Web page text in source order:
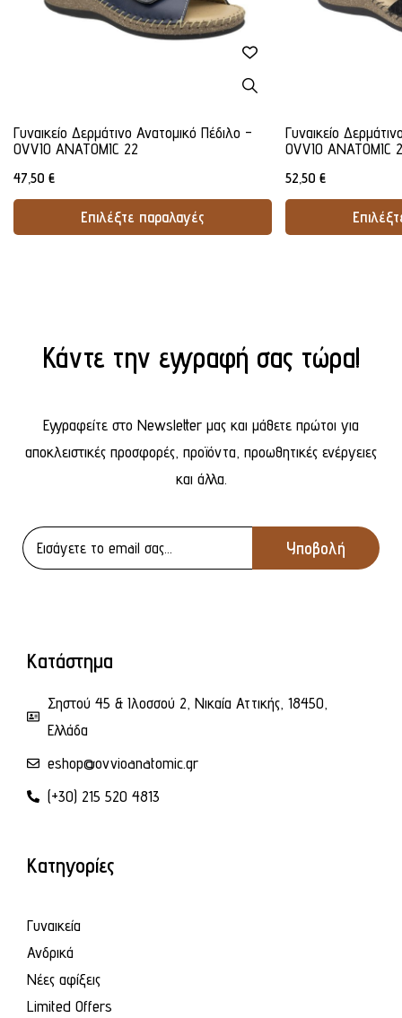
Γυναικείο Δερμάτινο Ανατομικό Πέδιλο -
OVVIO ANATOMIC 22
47,50 €
Επιλέξτε παραλαγές
Γυναικείο
OVVIO ANATOMIC
52,50 €
Κάντε την εγγραφή σας τώρα!
Εγγραφείτε στο Newsletter μας και μάθετε πρώτοι για
αποκλειστικές προσφορές, προϊόντα, προωθητικές ενέργειες
και άλλα.
Κατάστημα
Σηστού 45 & Ιλοσσού 2, Νικαία Αττικής, 18450,
Ελλάδα
eshop@ovvioanatomic.gr
(+30) 215 520 4813
Κατηγορίες
Γυναικεία
Ανδρικά
Νέες αφίξεις
Limited Offers